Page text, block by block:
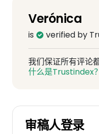
Verónica
is verified by
我们保证所有评论
什么是Trustindex？
审稿人登录